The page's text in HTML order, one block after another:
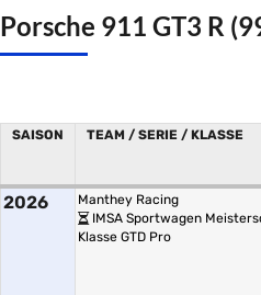
Porsche 911 GT3 R
SAISON TEAM / SERIE / KLASSE
2026
Manthey Racing
IMSA Sportwagen
Klasse GTD Pro